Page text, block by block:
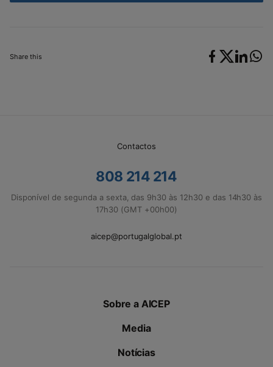
Share this
Contactos
808 214 214
Disponível de segunda a sexta, das 9h30 às 12h30 e das 14h30 às
17h30 (GMT +00h00)
aicep@portugalglobal.pt
Sobre a AICEP
Media
Notícias